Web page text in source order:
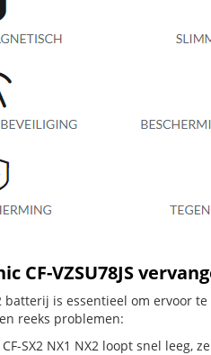
VZSU78JS
batterij is essentieel om ervoor
reeks problemen:
SX2 NX1 NX2 loopt snel leeg,